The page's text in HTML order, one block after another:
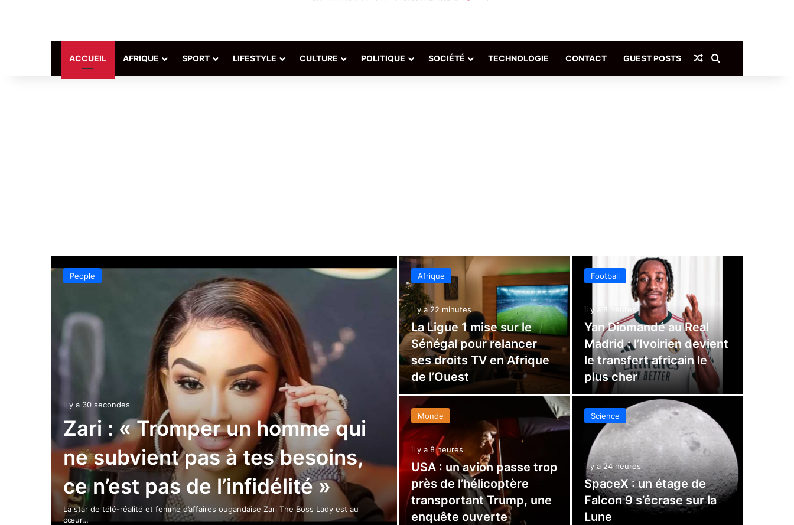
ACCUEIL AFRIQUE SPORT LIFESTYLE CULTURE POLITIQUE SOCIÉTÉ TECHNOLOGIE CONTACT GUEST POSTS Article Aléatoire
People
il y a 30 secondes
Zari : « Tromper un homme qui
ne subvient pas à tes besoins,
ce n’est pas de l’infidélité »
La star de télé-réalité et femme d’affaires ougandaise Zari The Boss Lady est au
cœur…
Afrique
il y a 22 minutes
La Ligue 1 mise sur le
Sénégal pour relancer
ses droits TV en Afrique
de l’Ouest
Football
il y a 8 heures
Yan Diomandé au Real
Madrid : l’Ivoirien devient
le transfert africain le
plus cher
Monde
il y a 8 heures
USA : un avion passe trop
près de l’hélicoptère
transportant Trump, une
enquête ouverte
Science
il y a 24 heures
SpaceX : un étage de
Falcon 9 s’écrase sur la
Lune